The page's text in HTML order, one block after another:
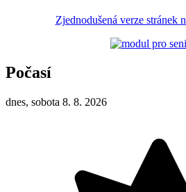
Zjednodušená verze stránek
Počasí
dnes, sobota 8. 8. 2026